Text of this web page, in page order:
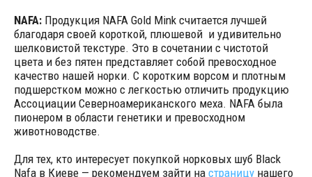
NAFA:Продукция NAFA Gold Mink считается лучшей
благодаря своей короткой, плюшевой и удивительно
шелковистой текстуре. Это в сочетании с чистотой
цвета и без пятен представляет собой превосходное
качество нашей норки. С коротким ворсом и плотным
подшерстком можно с легкостью отличить продукцию
Ассоциации Северноамериканского меха. NAFA была
пионером в области генетики и превосходном
животноводстве.
Для тех, кто интересует покупкой норковых шуб Black
Nafa в Киеве — рекомендуем зайти на страницунашего